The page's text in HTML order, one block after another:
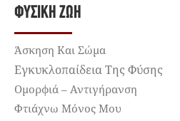
ΦΥΣΙΚΉ ΖΩΉ
Άσκηση Και Σώμα
Εγκυκλοπαίδεια Της Φύσης
Ομορφιά – Αντιγήρανση
Φτιάχνω Μόνος Μου